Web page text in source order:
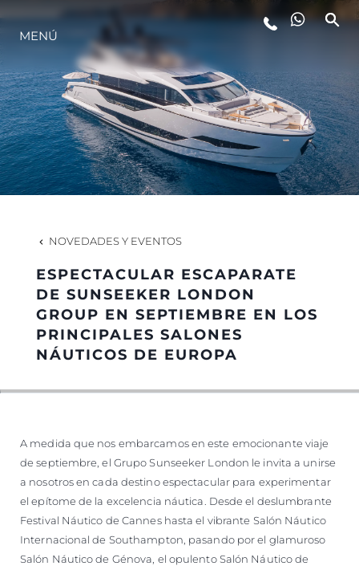
ESTILO DE VIDA
INNOVACIÓN
¿QUIÉNES SOMOS?
EL EQUIPO
HISTORIA
VALORE SU EMBARCACIÓN
MENÚ
NOVEDADES Y EVENTOS
ESPECTACULAR ESCAPARATE
DE SUNSEEKER LONDON
GROUP EN SEPTIEMBRE EN LOS
PRINCIPALES SALONES
NÁUTICOS DE EUROPA
A medida que nos embarcamos en este emocionante viaje
de septiembre, el Grupo Sunseeker London le invita a unirse
a nosotros en cada destino espectacular para experimentar
el epítome de la excelencia náutica. Desde el deslumbrante
Festival Náutico de Cannes hasta el vibrante Salón Náutico
Internacional de Southampton, pasando por el glamuroso
Salón Náutico de Génova, el opulento Salón Náutico de